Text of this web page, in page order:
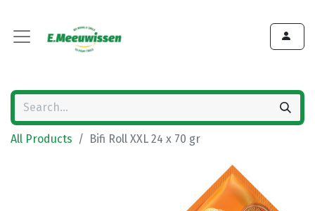
All Products Bifi Roll XXL 24 x 70 gr